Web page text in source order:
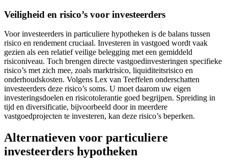
Veiligheid en risico’s voor investeerders
Voor investeerders in particuliere hypotheken is de balans tussen
risico en rendement cruciaal. Investeren in vastgoed wordt vaak
gezien als een relatief veilige belegging met een gemiddeld
risiconiveau. Toch brengen directe vastgoedinvesteringen specifieke
risico’s met zich mee, zoals marktrisico, liquiditeitsrisico en
onderhoudskosten. Volgens Lex van Teeffelen onderschatten
investeerders deze risico’s soms. U moet daarom uw eigen
investeringsdoelen en risicotolerantie goed begrijpen. Spreiding in
tijd en diversificatie, bijvoorbeeld door in meerdere
vastgoedprojecten te investeren, kan deze risico’s beperken.
Alternatieven voor particuliere
investeerders hypotheken